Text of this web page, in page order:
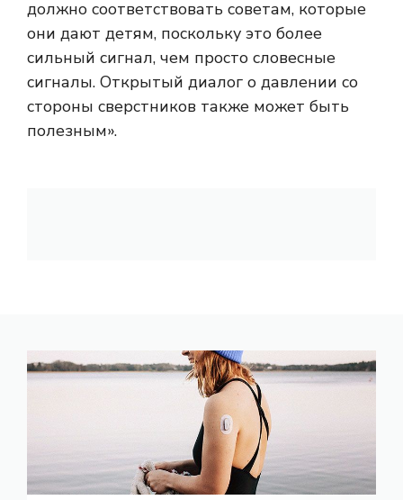
должно соответствовать советам, которые
они дают детям, поскольку это более
сильный сигнал, чем просто словесные
сигналы. Открытый диалог о давлении со
стороны сверстников также может быть
полезным».